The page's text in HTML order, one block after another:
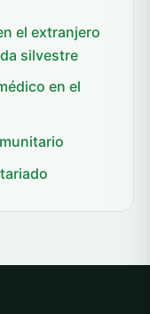
el extranjero
silvestre
en el